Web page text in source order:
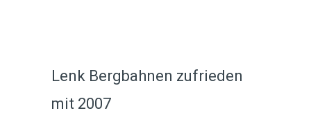
Lenk Bergbahnen zufrieden
mit 2007